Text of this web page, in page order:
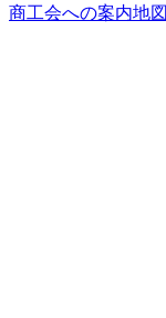
商工会への案内地図